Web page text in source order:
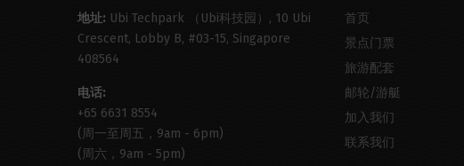
地址: Ubi Techpark （Ubi科技园）, 10 Ubi
Crescent, Lobby B, #03-15, Singapore
408564
电话:
+65 6631 8554
(周一至周五，9am - 6pm)
(周六，9am - 5pm)
首页
景点门票
旅游配套
邮轮/游艇
加入我们
联系我们